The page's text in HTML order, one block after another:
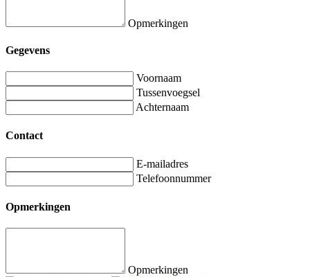
Opmerkingen
Gegevens
Voornaam
Tussenvoegsel
Achternaam
Contact
E-mailadres
Telefoonnummer
Opmerkingen
Opmerkingen